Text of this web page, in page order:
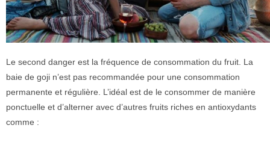
Le second danger est la fréquence de consommation du fruit. La
baie de goji n’est pas recommandée pour une consommation
permanente et régulière. L’idéal est de le consommer de manière
ponctuelle et d’alterner avec d’autres fruits riches en antioxydants
comme :